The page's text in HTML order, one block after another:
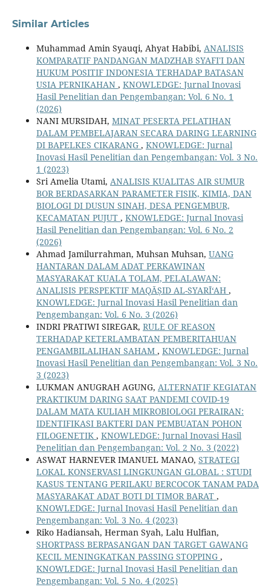
Similar Articles
Muhammad Amin Syauqi, Ahyat Habibi, ANALISIS
KOMPARATIF PANDANGAN MADZHAB SYAFI'I DAN
HUKUM POSITIF INDONESIA TERHADAP BATASAN
USIA PERNIKAHAN , KNOWLEDGE: Jurnal Inovasi
Hasil Penelitian dan Pengembangan: Vol. 6 No. 1
(2026)
NANI MURSIDAH, MINAT PESERTA PELATIHAN
DALAM PEMBELAJARAN SECARA DARING LEARNING
DI BAPELKES CIKARANG , KNOWLEDGE: Jurnal
Inovasi Hasil Penelitian dan Pengembangan: Vol. 3 No.
1 (2023)
Sri Amelia Utami, ANALISIS KUALITAS AIR SUMUR
BOR BERDASARKAN PARAMETER FISIK, KIMIA, DAN
BIOLOGI DI DUSUN SINAH, DESA PENGEMBUR,
KECAMATAN PUJUT , KNOWLEDGE: Jurnal Inovasi
Hasil Penelitian dan Pengembangan: Vol. 6 No. 2
(2026)
Ahmad Jamilurrahman, Muhsan Muhsan, UANG
HANTARAN DALAM ADAT PERKAWINAN
MASYARAKAT KUALA TOLAM, PELALAWAN:
ANALISIS PERSPEKTIF MAQĀṢID AL-SYARĪ‘AH ,
KNOWLEDGE: Jurnal Inovasi Hasil Penelitian dan
Pengembangan: Vol. 6 No. 3 (2026)
INDRI PRATIWI SIREGAR, RULE OF REASON
TERHADAP KETERLAMBATAN PEMBERITAHUAN
PENGAMBILALIHAN SAHAM , KNOWLEDGE: Jurnal
Inovasi Hasil Penelitian dan Pengembangan: Vol. 3 No.
3 (2023)
LUKMAN ANUGRAH AGUNG, ALTERNATIF KEGIATAN
PRAKTIKUM DARING SAAT PANDEMI COVID-19
DALAM MATA KULIAH MIKROBIOLOGI PERAIRAN:
IDENTIFIKASI BAKTERI DAN PEMBUATAN POHON
FILOGENETIK , KNOWLEDGE: Jurnal Inovasi Hasil
Penelitian dan Pengembangan: Vol. 2 No. 3 (2022)
ASWAT HARNEVER IMANUEL MANAO, STRATEGI
LOKAL KONSERVASI LINGKUNGAN GLOBAL : STUDI
KASUS TENTANG PERILAKU BERCOCOK TANAM PADA
MASYARAKAT ADAT BOTI DI TIMOR BARAT ,
KNOWLEDGE: Jurnal Inovasi Hasil Penelitian dan
Pengembangan: Vol. 3 No. 4 (2023)
Riko Hadiansah, Herman Syah, Lalu Hulfian,
SHORTPASS BERPASANGAN DAN TARGET GAWANG
KECIL MENINGKATKAN PASSING STOPPING ,
KNOWLEDGE: Jurnal Inovasi Hasil Penelitian dan
Pengembangan: Vol. 5 No. 4 (2025)